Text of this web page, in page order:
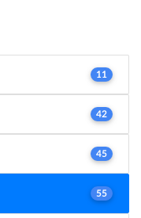
11
42
45
55